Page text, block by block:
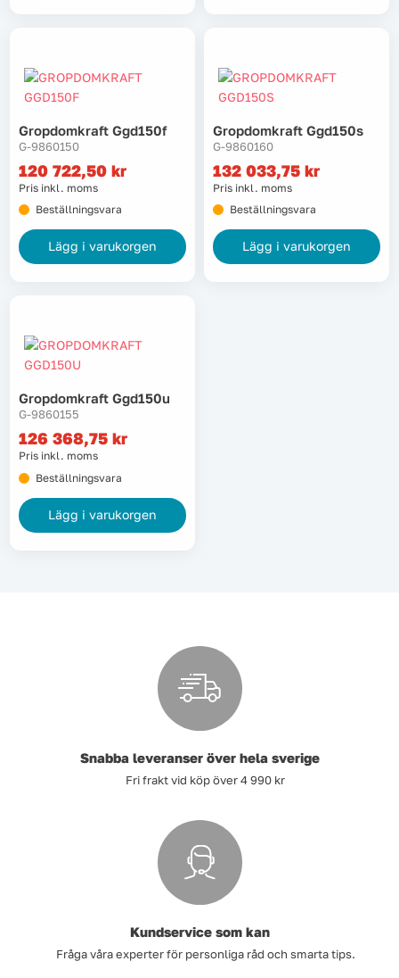
Varumärken Videoklipp
Om oss Kontakta oss
Gropdomkraft Ggd150f
G-9860150
120 722,50 kr
Pris inkl. moms
Beställningsvara
Lägg i varukorgen
Gropdomkraft Ggd150s
G-9860160
132 033,75 kr
Pris inkl. moms
Beställningsvara
Lägg i varukorgen
Gropdomkraft Ggd150u
G-9860155
126 368,75 kr
Pris inkl. moms
Beställningsvara
Lägg i varukorgen
Snabba leveranser över hela sverige
Fri frakt vid köp över 4 990 kr
Kundservice som kan
Fråga våra experter för personliga råd och smarta tips.